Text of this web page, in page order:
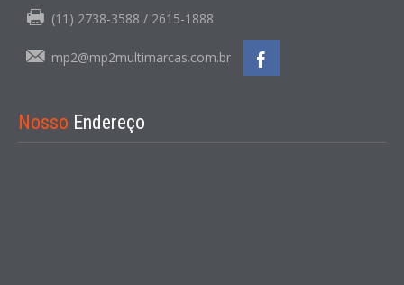
(11) 2738-3588 / 2615-1888
mp2@mp2multimarcas.com.br
Nosso Endereço